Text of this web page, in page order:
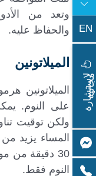
وتعد من
والحفاظ عليه.
الميلاتونين
الميلاتونين
على النوم.
ولكن توقيت
المساء يزيد
30 دقيقة من
النوم فقط.
EN
ل
ا
س
ت
ش
ا
ر
ة
م
ج
ا
ن
ي
ة